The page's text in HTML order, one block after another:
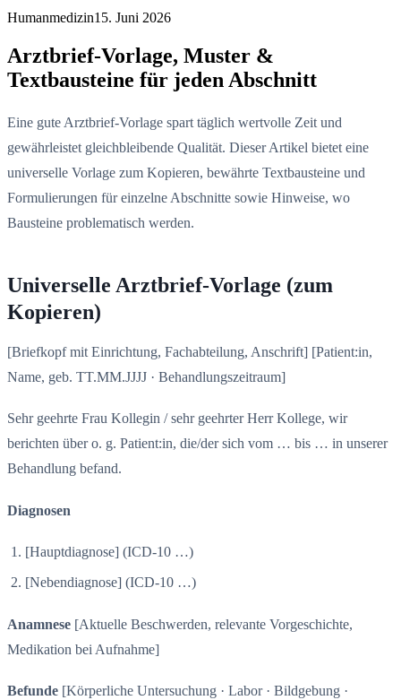
Humanmedizin15. Juni 2026
Arztbrief-Vorlage, Muster &
Textbausteine für jeden Abschnitt
Eine gute Arztbrief-Vorlage spart täglich wertvolle Zeit und
gewährleistet gleichbleibende Qualität. Dieser Artikel bietet eine
universelle Vorlage zum Kopieren, bewährte Textbausteine und
Formulierungen für einzelne Abschnitte sowie Hinweise, wo
Bausteine problematisch werden.
Universelle Arztbrief-Vorlage (zum
Kopieren)
[Briefkopf mit Einrichtung, Fachabteilung, Anschrift] [Patient:in,
Name, geb. TT.MM.JJJJ · Behandlungszeitraum]
Sehr geehrte Frau Kollegin / sehr geehrter Herr Kollege, wir
berichten über o. g. Patient:in, die/der sich vom … bis … in unserer
Behandlung befand.
Diagnosen
[Hauptdiagnose] (ICD-10 …)
[Nebendiagnose] (ICD-10 …)
Anamnese [Aktuelle Beschwerden, relevante Vorgeschichte,
Medikation bei Aufnahme]
Befunde [Körperliche Untersuchung · Labor · Bildgebung ·